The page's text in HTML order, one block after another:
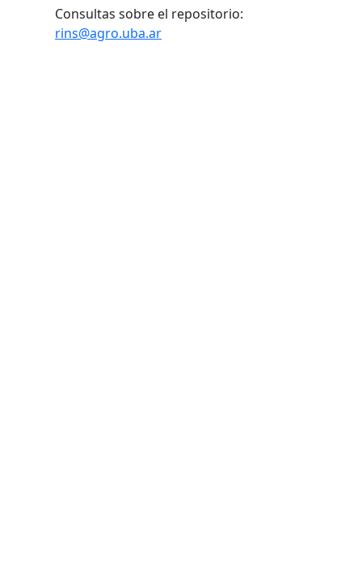
Consultas sobre el repositorio:
rins@agro.uba.ar